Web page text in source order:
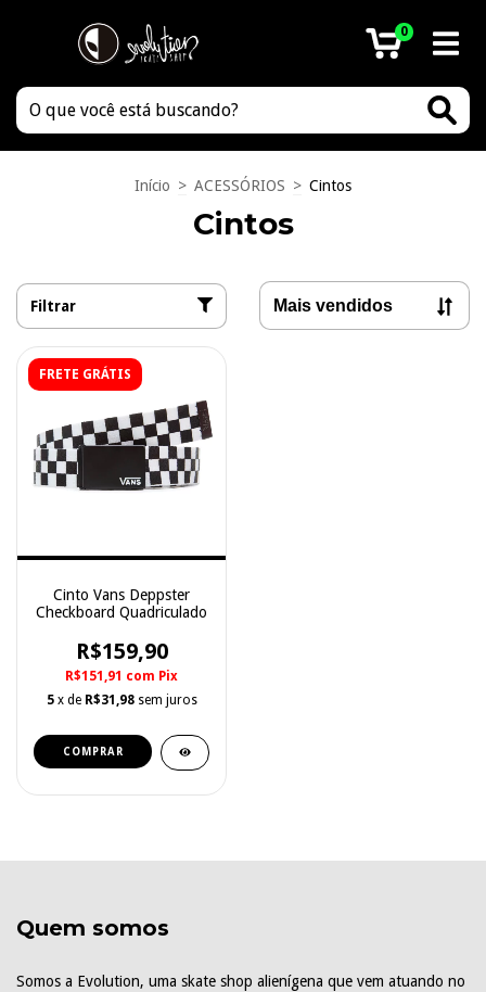
0
Início > ACESSÓRIOS > Cintos
Cintos
Filtrar
FRETE GRÁTIS
Cinto Vans Deppster
Checkboard Quadriculado
R$159,90
R$151,91 com Pix
5 x de R$31,98 sem juros
Quem somos
Somos a Evolution, uma skate shop alienígena que vem atuando no